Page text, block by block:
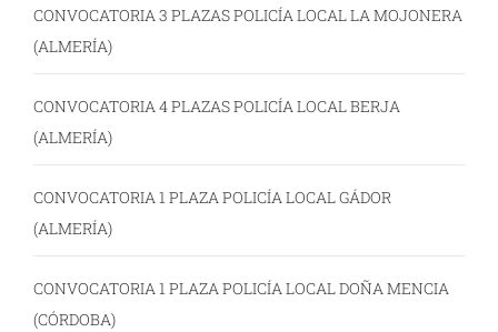
CONVOCATORIA 3 PLAZAS POLICÍA LOCAL LA MOJONERA
(ALMERÍA)
CONVOCATORIA 4 PLAZAS POLICÍA LOCAL BERJA
(ALMERÍA)
CONVOCATORIA 1 PLAZA POLICÍA LOCAL GÁDOR
(ALMERÍA)
CONVOCATORIA 1 PLAZA POLICÍA LOCAL DOÑA MENCIA
(CÓRDOBA)